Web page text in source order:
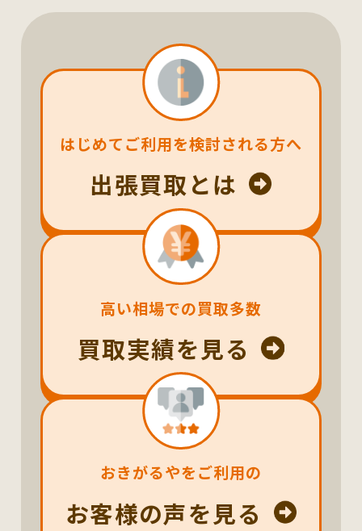
はじめてご利用を検討される方へ
出張買取とは
高い相場での買取多数
買取実績を見る
おきがるやをご利用の
お客様の声を見る